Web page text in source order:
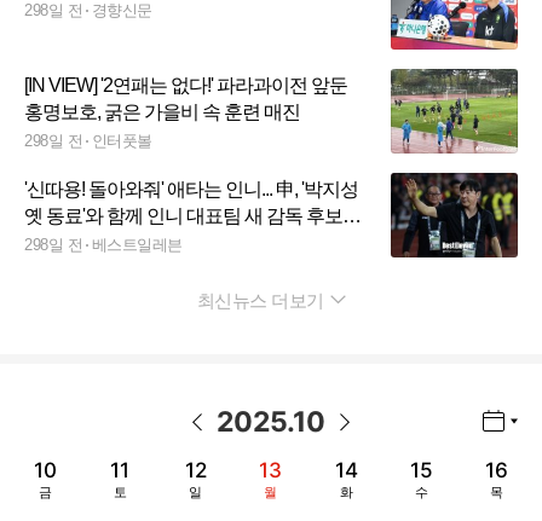
298일 전 경향신문
[IN VIEW] '2연패는 없다!' 파라과이전 앞둔
홍명보호, 굵은 가을비 속 훈련 매진
298일 전 인터풋볼
'신따용! 돌아와줘' 애타는 인니... 申, '박지성
옛 동료'와 함께 인니 대표팀 새 감독 후보군
부상
298일 전 베스트일레븐
최신뉴스 더보기
2025.10
10
금
11
토
12
일
13
월
14
화
15
수
16
목